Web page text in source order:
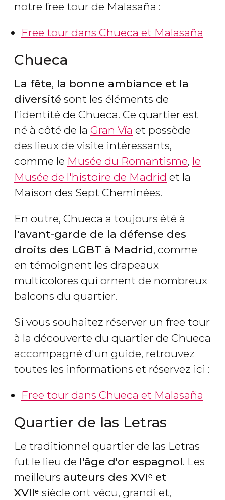
notre free tour de Malasaña :
Free tour dans Chueca et Malasaña
Chueca
La fête, la bonne ambiance et la
diversité sont les éléments de
l'identité de Chueca. Ce quartier est
né à côté de la Gran Vía et possède
des lieux de visite intéressants,
comme le Musée du Romantisme, le
Musée de l'histoire de Madrid et la
Maison des Sept Cheminées.
En outre, Chueca a toujours été à
l'avant-garde de la défense des
droits des LGBT à Madrid, comme
en témoignent les drapeaux
multicolores qui ornent de nombreux
balcons du quartier.
Si vous souhaitez réserver un free tour
à la découverte du quartier de Chueca
accompagné d'un guide, retrouvez
toutes les informations et réservez ici :
Free tour dans Chueca et Malasaña
Quartier de las Letras
Le traditionnel quartier de las Letras
fut le lieu de l'âge d'or espagnol. Les
meilleurs auteurs des XVIᵉ et
XVIIᵉ siècle ont vécu, grandi et,